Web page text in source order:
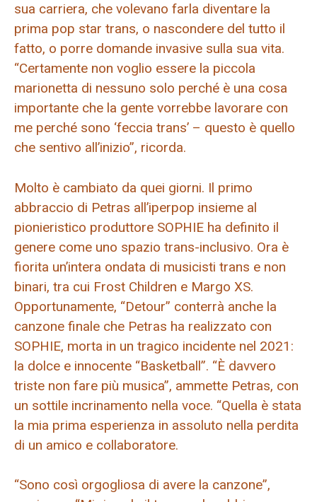
sua carriera, che volevano farla diventare la
prima pop star trans, o nascondere del tutto il
fatto, o porre domande invasive sulla sua vita.
“Certamente non voglio essere la piccola
marionetta di nessuno solo perché è una cosa
importante che la gente vorrebbe lavorare con
me perché sono ‘feccia trans’ – questo è quello
che sentivo all’inizio”, ricorda.
Molto è cambiato da quei giorni. Il primo
abbraccio di Petras all’iperpop insieme al
pionieristico produttore SOPHIE ha definito il
genere come uno spazio trans-inclusivo. Ora è
fiorita un’intera ondata di musicisti trans e non
binari, tra cui Frost Children e Margo XS.
Opportunamente, “Detour” conterrà anche la
canzone finale che Petras ha realizzato con
SOPHIE, morta in un tragico incidente nel 2021:
la dolce e innocente “Basketball”. “È davvero
triste non fare più musica”, ammette Petras, con
un sottile incrinamento nella voce. “Quella è stata
la mia prima esperienza in assoluto nella perdita
di un amico e collaboratore.
“Sono così orgogliosa di avere la canzone”,